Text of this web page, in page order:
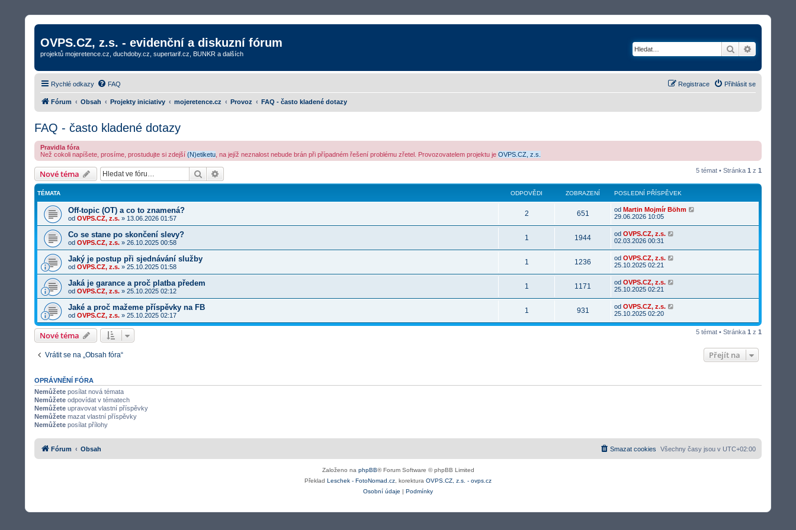
OVPS.CZ, z.s. - evidenční a diskuzní fórum
projektů mojeretence.cz, duchdoby.cz, supertarif.cz, BUNKR a dalších Hledat
Rychlé odkazy FAQ Přihlásit se
Registrace
Fórum Obsah Projekty iniciativy mojeretence.cz Provoz FAQ - často kladené dotazy
FAQ - často kladené dotazy
Pravidla fóra
Než cokoli napíšete, prosíme, prostudujte si zdejší (N)etiketu , na jejíž neznalost nebude brán při případném řešení problému zřetel. Provozovatelem projektu je OVPS.CZ, z.s.
Nové téma Hledat 5 témat • Stránka 1 z 1
TÉMATA ODPOVĚDI ZOBRAZENÍ POSLEDNÍ PŘÍSPĚVEK
Off-topic (OT) a co to znamená?
od OVPS.CZ, z.s. » 13.06.2026 01:57
2 651 od Martin Mojmír Böhm
29.06.2026 10:05
Co se stane po skončení slevy?
od OVPS.CZ, z.s. » 26.10.2025 00:58
1 1944 od OVPS.CZ, z.s.
02.03.2026 00:31
Jaký je postup při sjednávání služby
od OVPS.CZ, z.s. » 25.10.2025 01:58
1 1236 od OVPS.CZ, z.s.
25.10.2025 02:21
Jaká je garance a proč platba předem
od OVPS.CZ, z.s. » 25.10.2025 02:12
1 1171 od OVPS.CZ, z.s.
25.10.2025 02:21
Jaké a proč mažeme příspěvky na FB
od OVPS.CZ, z.s. » 25.10.2025 02:17
1 931 od OVPS.CZ, z.s.
25.10.2025 02:20
Nové téma 5 témat • Stránka 1 z 1
Vrátit se na „Obsah fóra“ Přejít na
OPRÁVNĚNÍ FÓRA
Nemůžete posílat nová témata
Nemůžete odpovídat v tématech
Nemůžete upravovat vlastní příspěvky
Nemůžete mazat vlastní příspěvky
Nemůžete posílat přílohy
Fórum Obsah Všechny časy jsou v UTC+02:00
Smazat cookies
Založeno na phpBB® Forum Software © phpBB Limited
Překlad Leschek - FotoNomad.cz , korektura OVPS.CZ, z.s. - ovps.cz
Osobní údaje | Podmínky